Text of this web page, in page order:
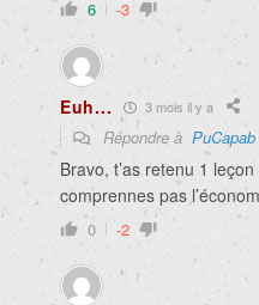
6 -3
Euh... 3 mois il y a
Répondre à PuCapab
Bravo, t’as retenu 1
comprennes pas
0 -2